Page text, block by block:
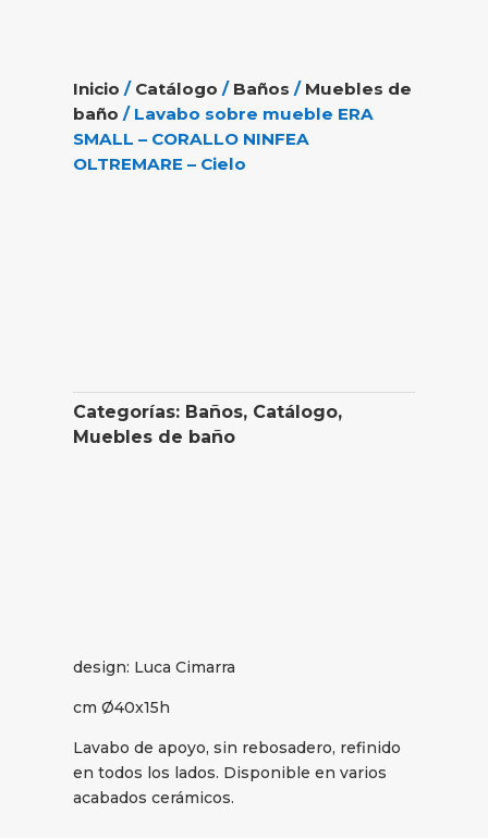
Inicio / Catálogo / Baños / Muebles de
baño / Lavabo sobre mueble ERA
SMALL – CORALLO NINFEA
OLTREMARE – Cielo
Categorías: Baños, Catálogo,
Muebles de baño
design: Luca Cimarra
cm Ø40x15h
Lavabo de apoyo, sin rebosadero, refinido
en todos los lados. Disponible en varios
acabados cerámicos.